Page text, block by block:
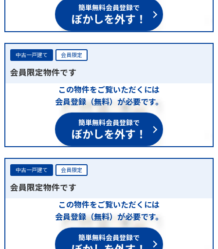
簡単無料会員登録で
ぼかしを外す！
中古一戸建て 会員限定
会員限定物件です
この物件をご覧いただくには
会員登録（無料）が必要です。
簡単無料会員登録で
ぼかしを外す！
中古一戸建て 会員限定
会員限定物件です
この物件をご覧いただくには
会員登録（無料）が必要です。
簡単無料会員登録で